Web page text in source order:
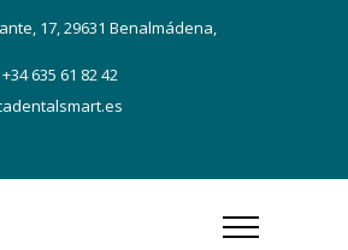
17, 29631 Benalmádena,
635 61 82 42